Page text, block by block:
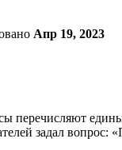
Апр 19, 2023
перечисляют
задал